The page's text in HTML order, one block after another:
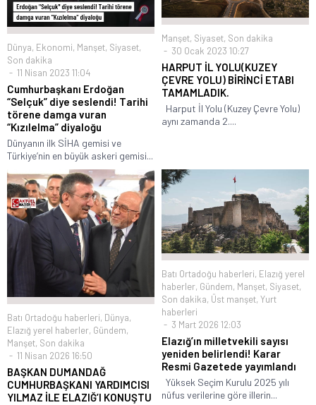
Dünya, Ekonomi, Manşet, Siyaset,
Son dakika
11 Nisan 2023 11:04
Cumhurbaşkanı Erdoğan
“Selçuk” diye seslendi! Tarihi
törene damga vuran
“Kızılelma” diyaloğu
Dünyanın ilk SİHA gemisi ve
Türkiye’nin en büyük askeri gemisi...
Manşet, Siyaset, Son dakika
30 Ocak 2023 10:27
HARPUT İL YOLU(KUZEY
ÇEVRE YOLU) BİRİNCİ ETABI
TAMAMLADIK.
Harput İl Yolu (Kuzey Çevre Yolu)
aynı zamanda 2....
Batı Ortadoğu haberleri, Dünya,
Elazığ yerel haberler, Gündem,
Manşet, Son dakika
11 Nisan 2026 16:50
BAŞKAN DUMANDAĞ
CUMHURBAŞKANI YARDIMCISI
YILMAZ İLE ELAZIĞ’I KONUŞTU
Batı Ortadoğu haberleri, Elazığ yerel
haberler, Gündem, Manşet, Siyaset,
Son dakika, Üst manşet, Yurt
haberleri
3 Mart 2026 12:03
Elazığ’ın milletvekili sayısı
yeniden belirlendi! Karar
Resmi Gazetede yayımlandı
Yüksek Seçim Kurulu 2025 yılı
nüfus verilerine göre illerin...